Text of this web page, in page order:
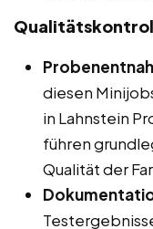
diesen
in Lahnstein
führen
Qualität der